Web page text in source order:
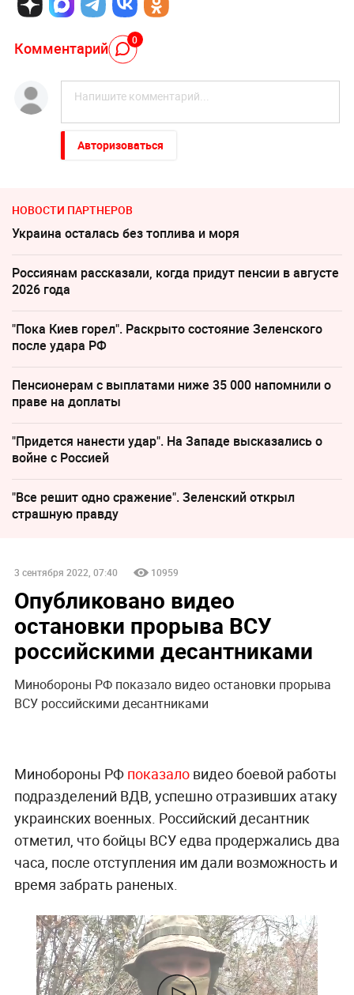
Комментарий 0
Авторизоваться
НОВОСТИ ПАРТНЕРОВ
Украина осталась без топлива и моря
Россиянам рассказали, когда придут пенсии в августе
2026 года
"Пока Киев горел". Раскрыто состояние Зеленского
после удара РФ
Пенсионерам с выплатами ниже 35 000 напомнили о
праве на доплаты
"Придется нанести удар". На Западе высказались о
войне с Россией
"Все решит одно сражение". Зеленский открыл
страшную правду
3 сентября 2022, 07:40 10959
Опубликовано видео
остановки прорыва ВСУ
российскими десантниками
Минобороны РФ показало видео остановки прорыва
ВСУ российскими десантниками
Минобороны РФ показаловидео боевой работы
подразделений ВДВ, успешно отразивших атаку
украинских военных. Российский десантник
отметил, что бойцы ВСУ едва продержались два
часа, после отступления им дали возможность и
время забрать раненых.